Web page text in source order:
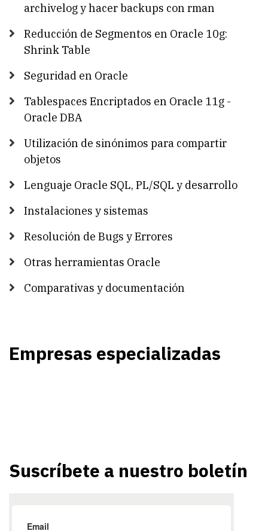
archivelog y hacer backups con rman
Reducción de Segmentos en Oracle 10g:
Shrink Table
Seguridad en Oracle
Tablespaces Encriptados en Oracle 11g -
Oracle DBA
Utilización de sinónimos para compartir
objetos
Lenguaje Oracle SQL, PL/SQL y desarrollo
Instalaciones y sistemas
Resolución de Bugs y Errores
Otras herramientas Oracle
Comparativas y documentación
Empresas especializadas
Suscríbete a nuestro boletín